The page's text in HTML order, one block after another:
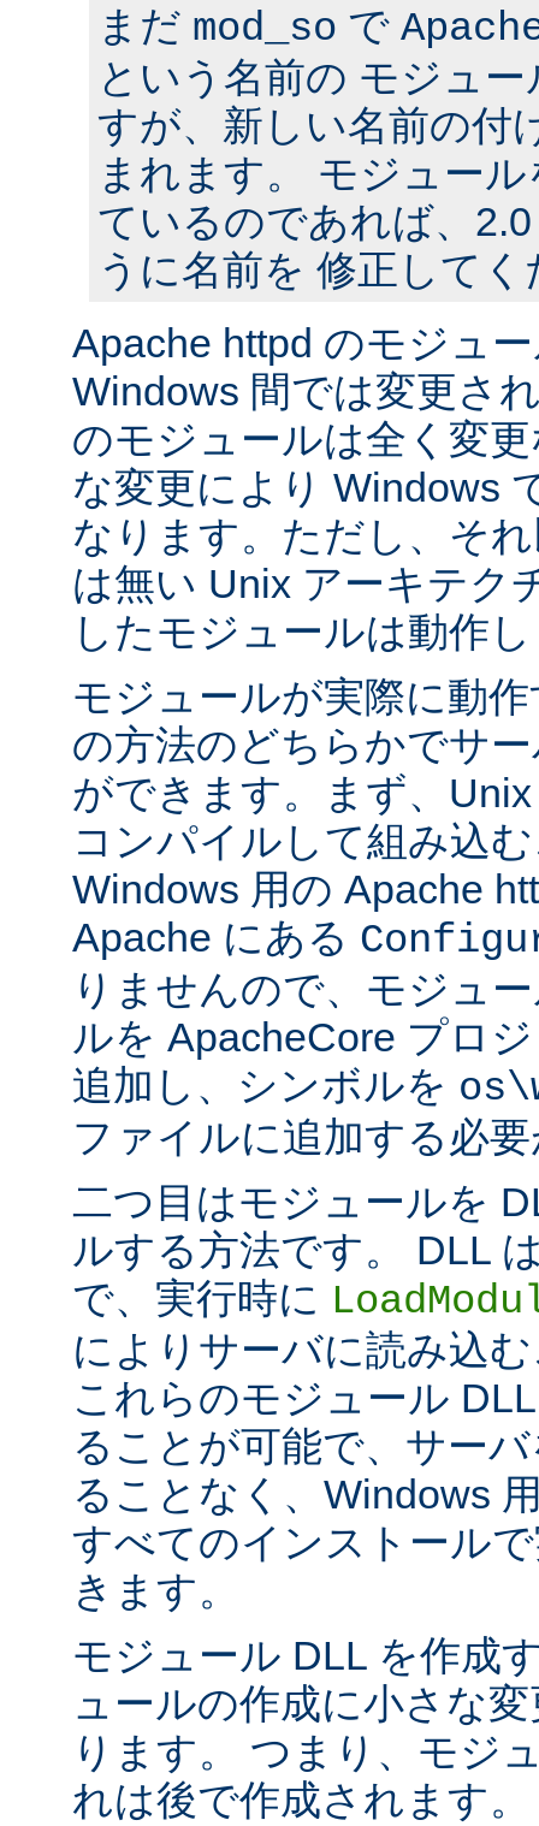
まだ mod_so で
という名前の モジュ
すが、新しい名前の付
まれます。 モジュー
ているのであれば、
うに名前を 修正して
Apache httpd のモジュ
Windows 間では変更さ
のモジュールは全く変
な変更により Windows
なります。ただし、そ
は無い Unix アーキテク
したモジュールは動作
モジュールが実際に動
の方法のどちらかでサ
ができます。まず、
コンパイルして組み込
Windows 用の Apache
Apache にある
りませんので、モジュ
ルを ApacheCore プロ
追加し、シンボルを
ファイルに追加する必
二つ目はモジュールを
ルする方法です。 DLL
で、実行時に
によりサーバに読み込
これらのモジュール
ることが可能で、サー
ることなく、Windows
すべてのインストール
きます。
モジュール DLL を作成
ュールの作成に小さな
ります。 つまり、モジ
れは後で作成されます